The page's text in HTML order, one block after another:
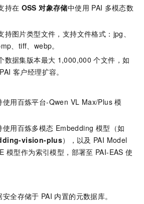
持在 OSS 对象存储中使用 PAI 多模态数
持图片类型文件，支持文件格式：jpg、
、tiff、webp。
数据集版本最大 1,000,000 个文件，如
PAI 客户经理扩容。
使用百炼平台-Qwen VL Max/Plus 模
用百炼多模态 Embedding 模型（如
vision-plus），以及 PAI Model
模型作为索引模型，部署至 PAI-EAS 使
安全存储于 PAI 内置的元数据库。